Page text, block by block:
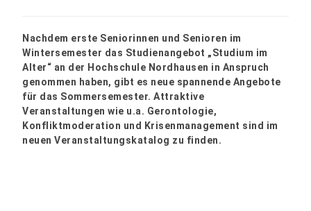
Nachdem erste Seniorinnen und Senioren im
Wintersemester das Studienangebot „Studium im
Alter“ an der Hochschule Nordhausen in Anspruch
genommen haben, gibt es neue spannende Angebote
für das Sommersemester. Attraktive
Veranstaltungen wie u.a. Gerontologie,
Konfliktmoderation und Krisenmanagement sind im
neuen Veranstaltungskatalog zu finden.